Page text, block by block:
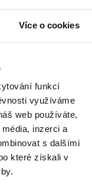
Více o cookies
funkcí
využíváme
web používáte,
inzerci a
s dalšími
které získali v
Senátu,
ODS
Otevřít profil